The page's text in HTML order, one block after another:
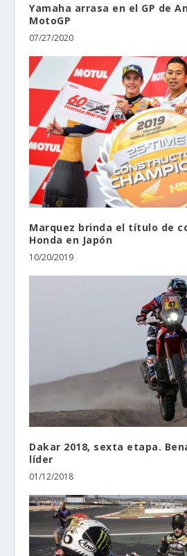
Yamaha arrasa en el GP de
MotoGP
07/27/2020
Marquez brinda el título de
Honda en Japón
10/20/2019
Dakar 2018, sexta etapa.
líder
01/12/2018